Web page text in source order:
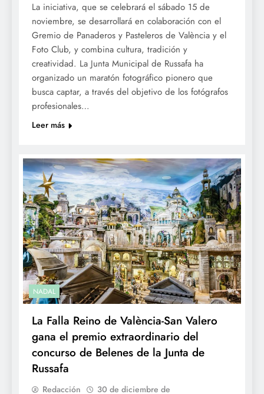
La iniciativa, que se celebrará el sábado 15 de
noviembre, se desarrollará en colaboración con el
Gremio de Panaderos y Pasteleros de València y el
Foto Club, y combina cultura, tradición y
creatividad. La Junta Municipal de Russafa ha
organizado un maratón fotográfico pionero que
busca captar, a través del objetivo de los fotógrafos
profesionales…
Leer más
NADAL
La Falla Reino de València-San Valero
gana el premio extraordinario del
concurso de Belenes de la Junta de
Russafa
Redacción 30 de diciembre de